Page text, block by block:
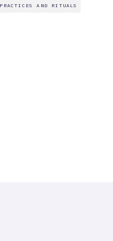
PRACTICES AND RITUALS